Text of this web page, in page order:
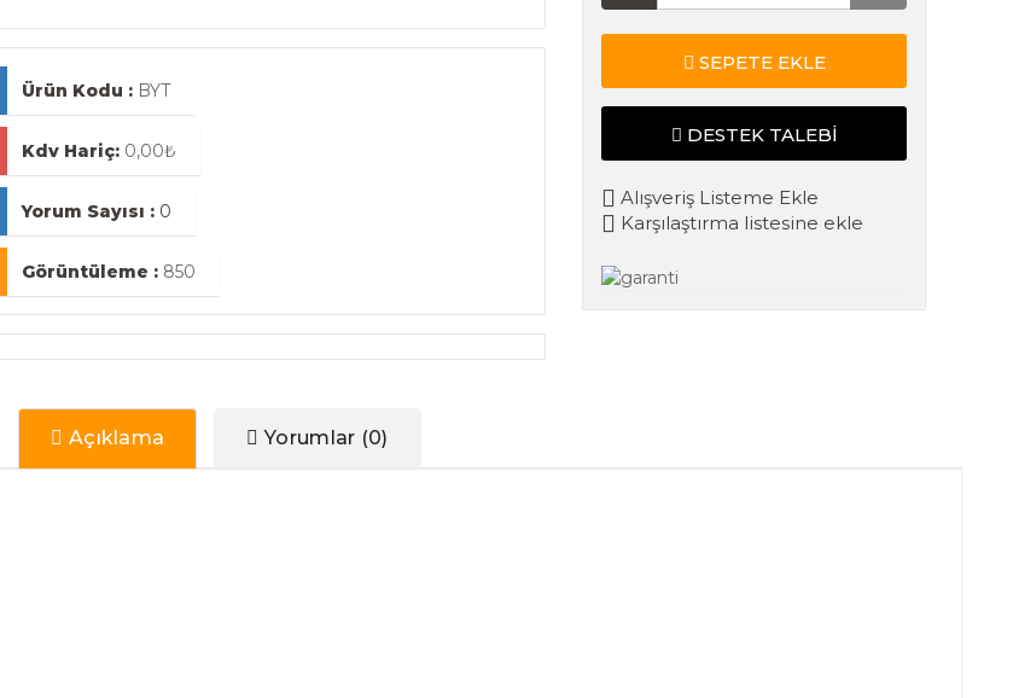
Ürün Kodu : BYT
Kdv Hariç: 0,00₺
Yorum Sayısı : 0
Görüntüleme : 850
SEPETE EKLE
DESTEK TALEBI
Alışveriş Listeme Ekle
Karşılaştırma listesine ekle
Açıklama Yorumlar (0)